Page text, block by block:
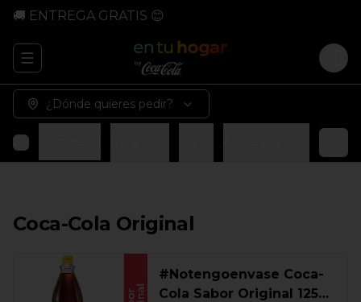
🚚 ENTREGA GRATIS 😊
Abrir menu de navegación
¿Dónde quieres pedir?
Coca-Cola Original
#Notengoenvase Coca-
Cola Sabor Original 1250